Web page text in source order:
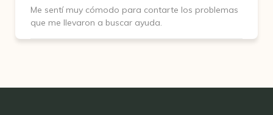
Me sentí muy cómodo para contarte los problemas
que me llevaron a buscar ayuda.